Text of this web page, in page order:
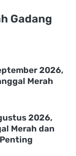
Gadang
2026,
Merah
2026,
Merah dan